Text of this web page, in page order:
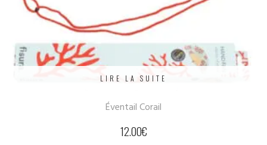
LIRE LA SUITE
Éventail Corail
12.00€